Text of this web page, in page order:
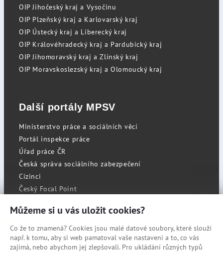
OIP Jihočeský kraj a Vysočinu
OIP Plzeňský kraj a Karlovarský kraj
OIP Ústecký kraj a Liberecký kraj
OIP Královéhradecký kraj a Pardubický kraj
OIP Jihomoravský kraj a Zlínský kraj
OIP Moravskoslezský kraj a Olomoucký kraj
Další portály MPSV
Ministerstvo práce a sociálních věcí
Portál inspekce práce
Úřad práce ČR
Česká správa sociálního zabezpečení
Cizinci
Český Focal Point
RSS
Cookies
Můžeme si u vás uložit cookies?
Co že to znamená? Cookies jsou malé datové soubory, které slouží
např. k tomu, aby si web pamatoval vaše nastavení a to, co vás
zajímá, nebo abychom jej zlepšovali. Pro ukládání různých typů